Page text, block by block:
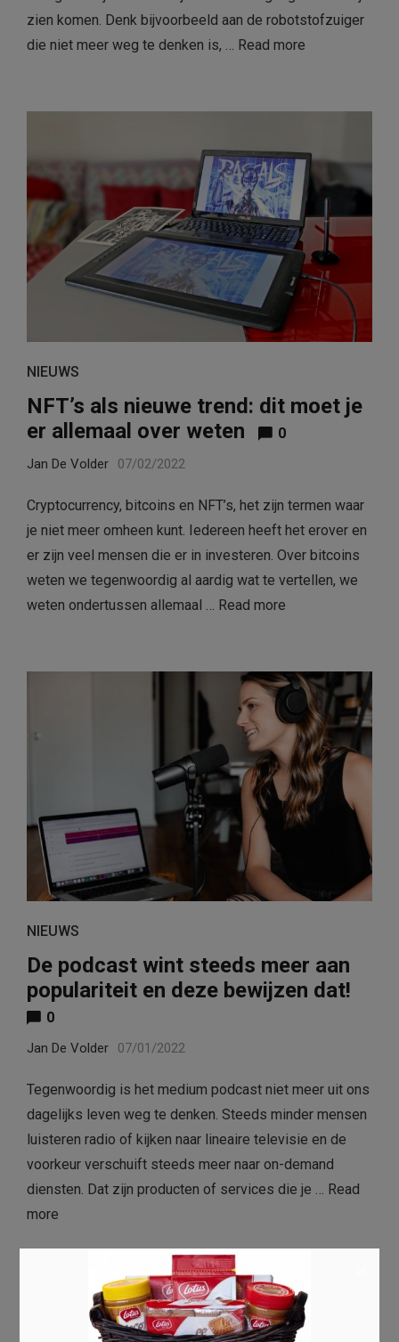
zien komen. Denk bijvoorbeeld aan de robotstofzuiger
die niet meer weg te denken is, … Read more
NIEUWS
NFT’s als nieuwe trend: dit moet je
er allemaal over weten
0
Jan De Volder 07/02/2022
Cryptocurrency, bitcoins en NFT’s, het zijn termen waar
je niet meer omheen kunt. Iedereen heeft het erover en
er zijn veel mensen die er in investeren. Over bitcoins
weten we tegenwoordig al aardig wat te vertellen, we
weten ondertussen allemaal … Read more
NIEUWS
De podcast wint steeds meer aan
populariteit en deze bewijzen dat!
0
Jan De Volder 07/01/2022
Tegenwoordig is het medium podcast niet meer uit ons
dagelijks leven weg te denken. Steeds minder mensen
luisteren radio of kijken naar lineaire televisie en de
voorkeur verschuift steeds meer naar on-demand
diensten. Dat zijn producten of services die je … Read
more